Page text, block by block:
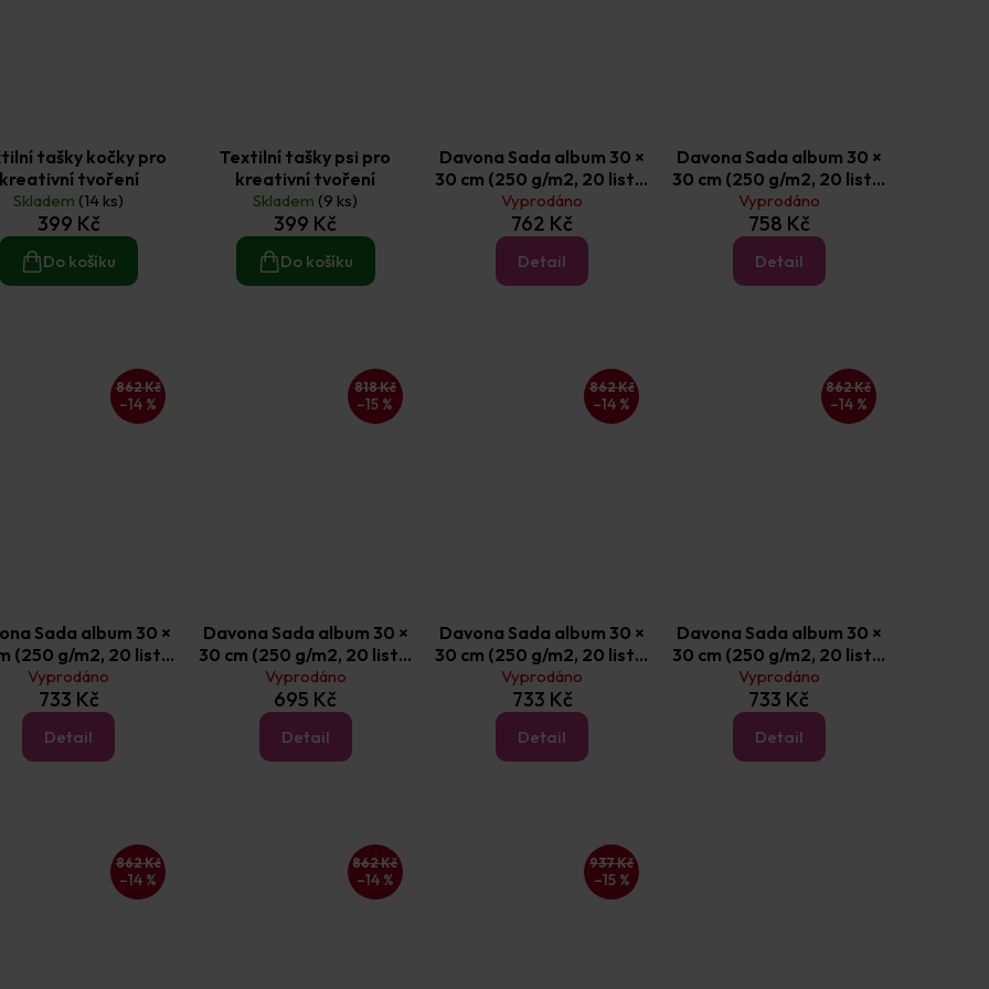
tašky kočky pro
tvoření
Skladem (14 ks)
399 Kč
Do košíku
Textilní tašky psi pro
kreativní tvoření
Skladem (9 ks)
399 Kč
Do košíku
Davona Sada album 30 ×
30 cm (250 g/m2, 20 listů)
Cestování
Vyprodáno
762 Kč
Detail
Davona Sada album 30 ×
30 cm (250 g/m2, 20 listů)
Dovolená
Vyprodáno
758 Kč
Detail
862 Kč
–14 %
Sada album 30 ×
(250 g/m2, 20 listů)
Mazlíček
Vyprodáno
733 Kč
Detail
818 Kč
–15 %
Davona Sada album 30 ×
30 cm (250 g/m2, 20 listů)
Narozeniny
Vyprodáno
695 Kč
Detail
862 Kč
–14 %
Davona Sada album 30 ×
30 cm (250 g/m2, 20 listů)
Oslava
Vyprodáno
733 Kč
Detail
862 Kč
–14 %
Davona Sada album 30 ×
30 cm (250 g/m2, 20 listů)
Prázdniny
Vyprodáno
733 Kč
Detail
862 Kč
–14 %
862 Kč
–14 %
937 Kč
–15 %